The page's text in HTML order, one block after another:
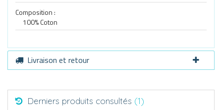
Composition :
100% Coton
Livraison et retour
Derniers produits consultés (1)